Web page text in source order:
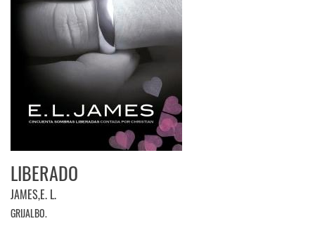
LIBERADO
JAMES,E. L.
GRIJALBO.